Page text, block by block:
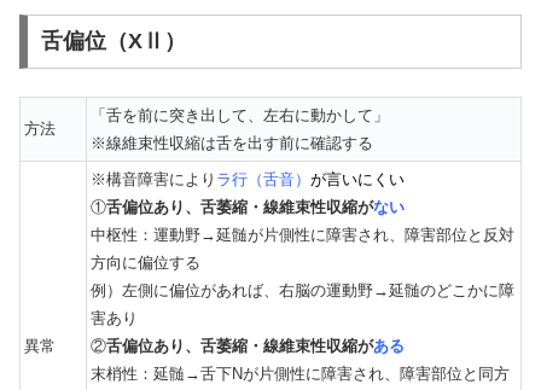
舌偏位（XⅡ）
方法
「舌を前に突き出して、左右に動かして」
※線維束性収縮は舌を出す前に確認する
異常
※構音障害により ラ行（舌音） が言いにくい
①舌偏位あり、舌萎縮・線維束性収縮がない
中枢性：運動野→延髄が片側性に障害され、障害部位と反対
方向に偏位する
例）左側に偏位があれば、右脳の運動野→延髄のどこかに障
害あり
②舌偏位あり、舌萎縮・線維束性収縮がある
末梢性：延髄→舌下Nが片側性に障害され、障害部位と同方